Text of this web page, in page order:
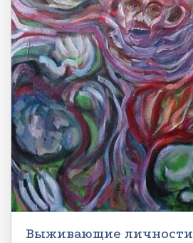
Выживающие личности